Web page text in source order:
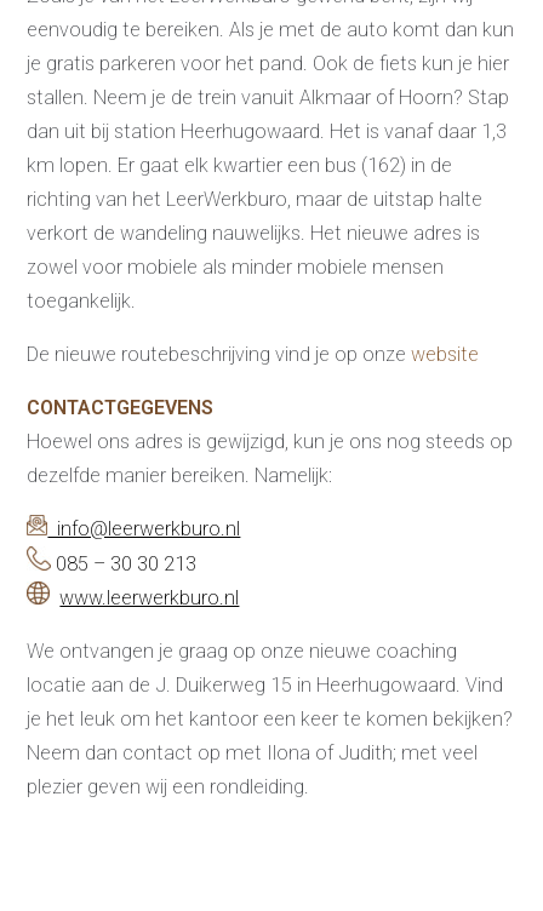
Modulaire dienstverlening
NaarWerk re-integratie
WerkBehoud
Starten als zelfstandige
Uitkeringsinstantie
Aanvraag hand-out
LeerWerkburo
Werkgevers
Budgetcoaching on the job
2e Spoortraject
Mediation bij
conflictsituaties
eenvoudig te bereiken. Als je met de auto komt dan kun
je gratis parkeren voor het pand. Ook de fiets kun je hier
stallen. Neem je de trein vanuit Alkmaar of Hoorn? Stap
dan uit bij station Heerhugowaard. Het is vanaf daar 1,3
km lopen. Er gaat elk kwartier een bus (162) in de
richting van het LeerWerkburo, maar de uitstap halte
verkort de wandeling nauwelijks. Het nieuwe adres is
zowel voor mobiele als minder mobiele mensen
toegankelijk.
De nieuwe routebeschrijving vind je op onzewebsite
CONTACTGEGEVENS
Hoewel ons adres is gewijzigd, kun je ons nog steeds op
dezelfde manier bereiken. Namelijk:
info@leerwerkburo.nl
085 – 30 30 213
www.leerwerkburo.nl
We ontvangen je graag op onze nieuwe coaching
locatie aan de J. Duikerweg 15 in Heerhugowaard. Vind
je het leuk om het kantoor een keer te komen bekijken?
Neem dan contact op met Ilona of Judith; met veel
plezier geven wij een rondleiding.